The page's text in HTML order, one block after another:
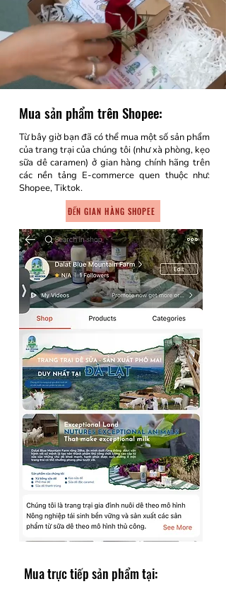
Mua sản phẩm trên Shopee:
Từ bây giờ bạn đã có thể mua một số sản phẩm
của trang trại của chúng tôi (như xà phòng, kẹo
sữa dê caramen) ở gian hàng chính hãng trên
các nền tảng E-commerce quen thuộc như:
Shopee, Tiktok.
ĐẾN GIAN HÀNG SHOPEE
Mua trực tiếp sản phẩm tại: